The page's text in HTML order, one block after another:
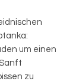
um einen
zu